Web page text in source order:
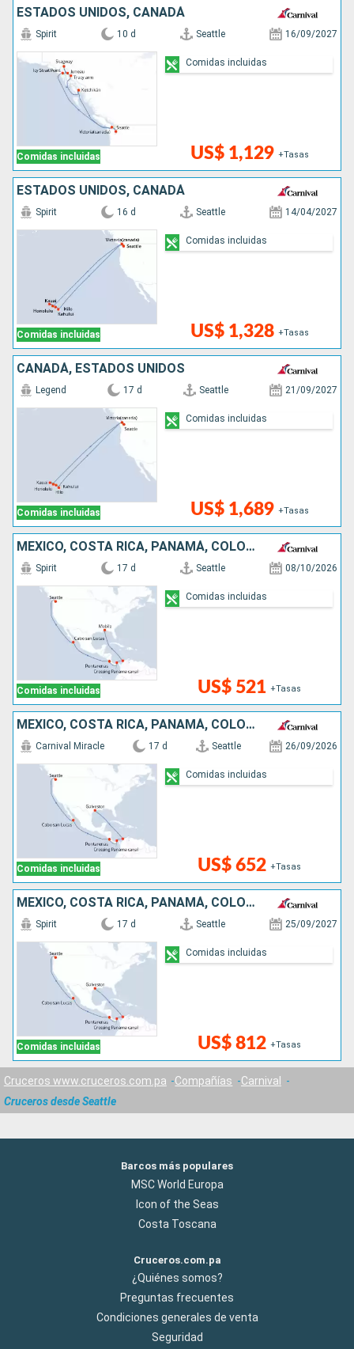
ESTADOS UNIDOS, CANADÁ
Comidas incluidas
Spirit 10 d Seattle 16/09/2027
US$ 1,129 +Tasas
Comidas incluidas
ESTADOS UNIDOS, CANADÁ
Comidas incluidas
Spirit 16 d Seattle 14/04/2027
US$ 1,328 +Tasas
Comidas incluidas
CANADÁ, ESTADOS UNIDOS
Comidas incluidas
Legend 17 d Seattle 21/09/2027
US$ 1,689 +Tasas
Comidas incluidas
MÉXICO, COSTA RICA, PANAMÁ, COLOMBIA, ESTADOS UNIDOS
Comidas incluidas
Spirit 17 d Seattle 08/10/2026
US$ 521 +Tasas
Comidas incluidas
MÉXICO, COSTA RICA, PANAMÁ, COLOMBIA, ESTADOS UNIDOS
Comidas incluidas
Carnival Miracle 17 d Seattle 26/09/2026
US$ 652 +Tasas
Comidas incluidas
MÉXICO, COSTA RICA, PANAMÁ, COLOMBIA, ESTADOS UNIDOS
Comidas incluidas
Spirit 17 d Seattle 25/09/2027
US$ 812 +Tasas
Comidas incluidas
Cruceros www.cruceros.com.pa Compañías
Carnival
Cruceros desde Seattle
Barcos más populares
MSC World Europa
Icon of the Seas
Costa Toscana
Cruceros.com.pa
¿Quiénes somos?
Preguntas frecuentes
Condiciones generales de venta
Seguridad